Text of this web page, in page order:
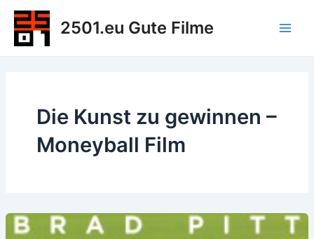
Zum
Inhalt
springen
2501.eu Gute Filme
Die Kunst zu gewinnen –
Moneyball Film